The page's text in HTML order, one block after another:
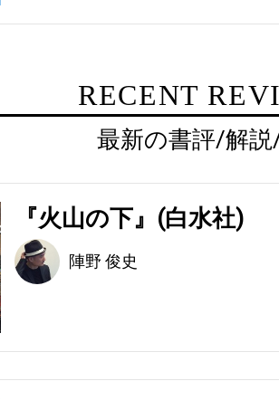
RECENT
最新の書評/解
『火山の下』(白水社)
陣野 俊史